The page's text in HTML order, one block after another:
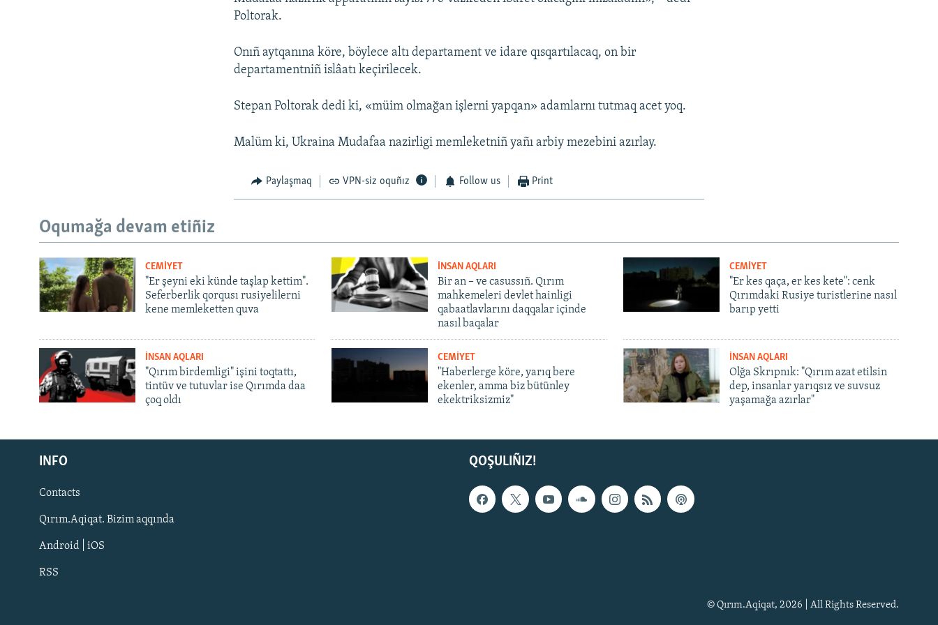
Русский
Українською
QOŞULIÑIZ!
Poltorak.
Onıñ aytqanına köre, böylece altı departament ve idare qısqartılacaq, on bir
departamentniñ islâatı keçirilecek.
Stepan Poltorak dedi ki, «müim olmağan işlerni yapqan» adamlarnı tutmaq acet yoq.
Malüm ki, Ukraina Mudafaa nazirligi memleketniñ yañı arbiy mezebini azırlay.
Paylaşmaq VPN-siz oquñız Follow us Print
Oqumağa devam etiñiz
CEMİYET
"Er şeyni eki künde taşlap kettim".
Seferberlik qorqusı rusiyelilerni
kene memleketten quva
İNSAN AQLARI
Bir an – ve casussıñ. Qırım
mahkemeleri devlet hainligi
qabaatlavlarını daqqalar içinde
nasıl baqalar
CEMİYET
"Er kes qaça, er kes kete": cenk
Qırımdaki Rusiye turistlerine nasıl
barıp yetti
İNSAN AQLARI
"Qırım birdemligi" işini toqtattı,
tintüv ve tutuvlar ise Qırımda daa
çoq oldı
CEMİYET
"Haberlerge köre, yarıq bere
ekenler, amma biz bütünley
ekektriksizmiz"
İNSAN AQLARI
Olğa Skrıpnık: "Qırım azat etilsin
dep, insanlar yarıqsız ve suvsuz
yaşamağa azırlar"
QOŞULIÑIZ!
INFO
Contacts
Qırım.Aqiqat. Bizim aqqında
Android | iOS
RSS
© Qırım.Aqiqat, 2026 | All Rights Reserved.